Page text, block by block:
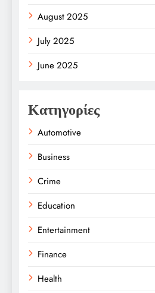
August 2025
July 2025
June 2025
Κατηγορίες
Automotive
Business
Crime
Education
Entertainment
Finance
Health